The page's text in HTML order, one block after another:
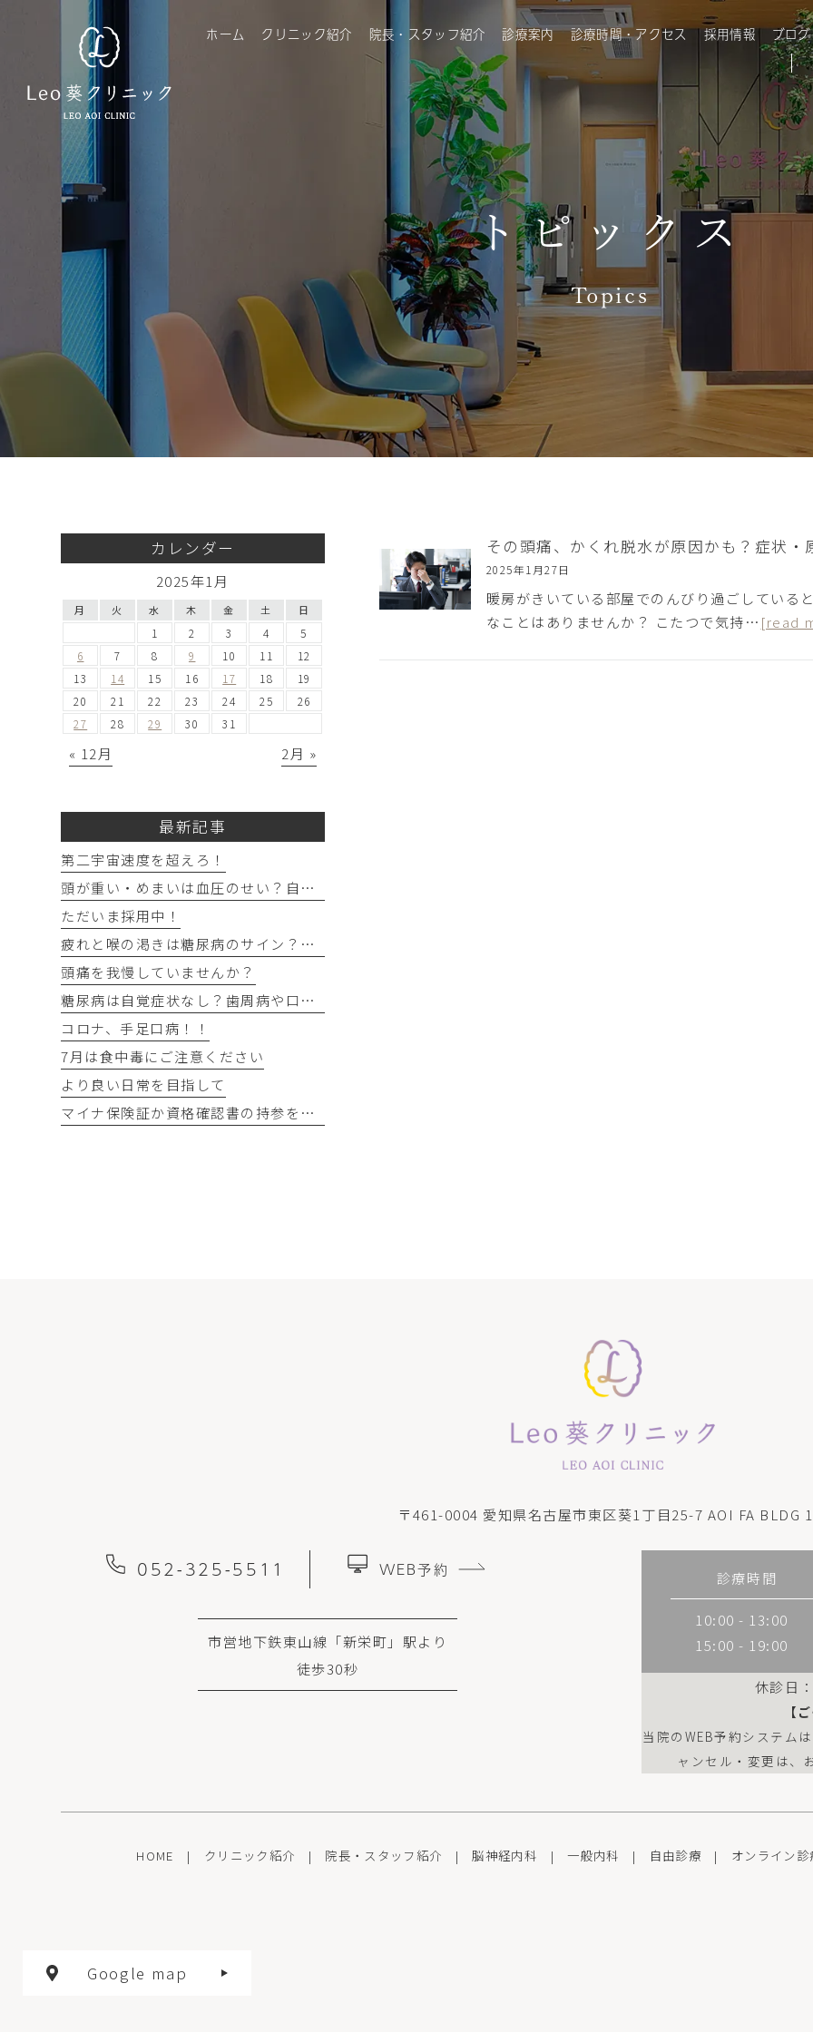
ホーム クリニック紹介 院長・スタッフ紹介 診療案内 診療時間・アクセス 採用情報 ブログ
トピックス
Topics
その頭痛、かくれ脱水が原因かも？症状・
2025年1月27日
暖房がきいている部屋でのんびり過ごしている
なことはありませんか？ こたつで気持… [read
カレンダー
2025年1月
月 火 水 木 金 土 日
1 2 3 4
5
6
7 8 9 10 11
12
13
14 15 16 17 18
19
20
21 22 23 24 25
26
27
28 29 30 31
« 12月 2月 »
最新記事
第二宇宙速度を超えろ！
頭が重い・めまいは血圧のせい？自宅でできる確認法と受診目安
ただいま採用中！
疲れと喉の渇きは糖尿病のサイン？忙しい40代の受診目安
頭痛を我慢していませんか？
糖尿病は自覚症状なし？歯周病や口の渇きなど初期サイン5つと数値
コロナ、手足口病！！
7月は食中毒にご注意ください
より良い日常を目指して
マイナ保険証か資格確認書の持参をお願いします
〒461-0004 愛知県名古屋市東区葵1丁目25-7 AOI FA BLDG
052-325-5511 WEB予約
市営地下鉄東山線「新栄町」駅より
徒歩30秒
診療時間
10:00 - 13:00
15:00 - 19:00
休診日
【
当院のWEB予約システム
ャンセル・変更は、
HOME | クリニック紹介 | 院長・スタッフ紹介 |脳神経内科 |一般内科 | 自由診療 | オンライン診
Google map